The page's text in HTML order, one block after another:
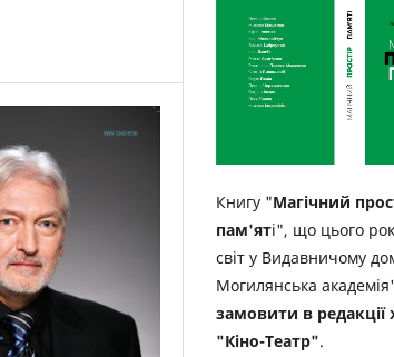
Книгу "Магічний
пам'яті", що цього
світ у Видавничому
Могилянська
замовити в редакції
"Кіно-Театр".